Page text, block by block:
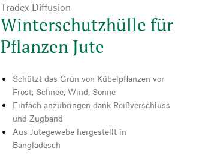
Tradex Diffusion
Winterschutzhülle für
Pflanzen Jute
Schützt das Grün von Kübelpflanzen vor
Frost, Schnee, Wind, Sonne
Einfach anzubringen dank Reißverschluss
und Zugband
Aus Jutegewebe hergestellt in
Bangladesch